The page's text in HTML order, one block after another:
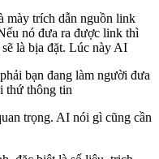
mày trích dẫn nguồn link
nó đưa ra được link thì
là bịa đặt. Lúc này AI
bạn đang làm người đưa
thứ thông tin
trọng. AI nói gì cũng cần